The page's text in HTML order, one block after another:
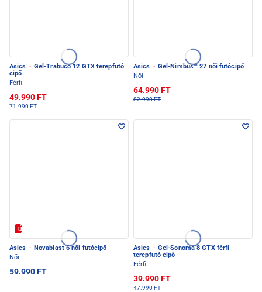
Asics · Gel-Trabuco 12 GTX terepfutó
cipő
Férfi
49.990 FT
71.990 FT
Asics · Gel-Nimbus™ 27 női futócipő
Női
64.990 FT
82.990 FT
Új
Asics · Novablast 6 női futócipő
Női
59.990 FT
Asics · Gel-Sonoma 8 GTX férfi
terepfutó cipő
Férfi
39.990 FT
47.990 FT